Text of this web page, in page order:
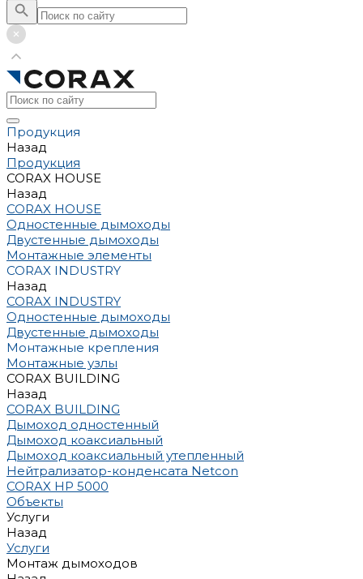
Продукция
Назад
Продукция
CORAX HOUSE
Назад
CORAX HOUSE
Одностенные дымоходы
Двустенные дымоходы
Монтажные элементы
CORAX INDUSTRY
Назад
CORAX INDUSTRY
Одностенные дымоходы
Двустенные дымоходы
Монтажные крепления
Монтажные узлы
CORAX BUILDING
Назад
CORAX BUILDING
Дымоход одностенный
Дымоход коаксиальный
Дымоход коаксиальный утепленный
Нейтрализатор-конденсата Netcon
CORAX HP 5000
Объекты
Услуги
Назад
Услуги
Монтаж дымоходов